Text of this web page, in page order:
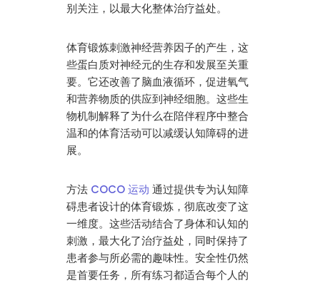
别关注，以最大化整体治疗益处。
体育锻炼刺激神经营养因子的产生，这
些蛋白质对神经元的生存和发展至关重
要。它还改善了脑血液循环，促进氧气
和营养物质的供应到神经细胞。这些生
物机制解释了为什么在陪伴程序中整合
温和的体育活动可以减缓认知障碍的进
展。
方法 COCO 运动 通过提供专为认知障
碍患者设计的体育锻炼，彻底改变了这
一维度。这些活动结合了身体和认知的
刺激，最大化了治疗益处，同时保持了
患者参与所必需的趣味性。安全性仍然
是首要任务，所有练习都适合每个人的